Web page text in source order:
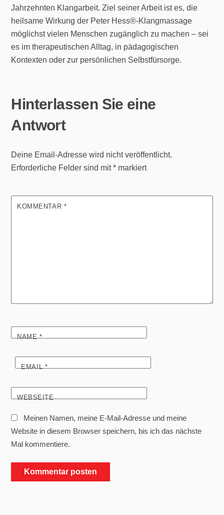
Jahrzehnten Klangarbeit. Ziel seiner Arbeit ist es, die
heilsame Wirkung der Peter Hess®-Klangmassage
möglichst vielen Menschen zugänglich zu machen – sei
es im therapeutischen Alltag, in pädagogischen
Kontexten oder zur persönlichen Selbstfürsorge.
Hinterlassen Sie eine
Antwort
Deine Email-Adresse wird nicht veröffentlicht.
Erforderliche Felder sind mit* markiert
KOMMENTAR *
NAME*
EMAIL*
WEBSEITE
Meinen Namen, meine E-Mail-Adresse und meine
Website in diesem Browser speichern, bis ich das nächste
Mal kommentiere.